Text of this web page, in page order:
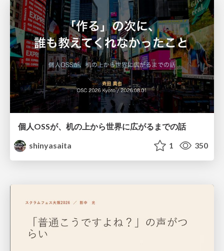
個人OSSが、机の上から世界に広がるまでの話
shinyasaita
1 350